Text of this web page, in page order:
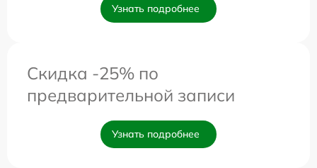
Узнать подробнее
Скидка -25% по
предварительной записи
Узнать подробнее